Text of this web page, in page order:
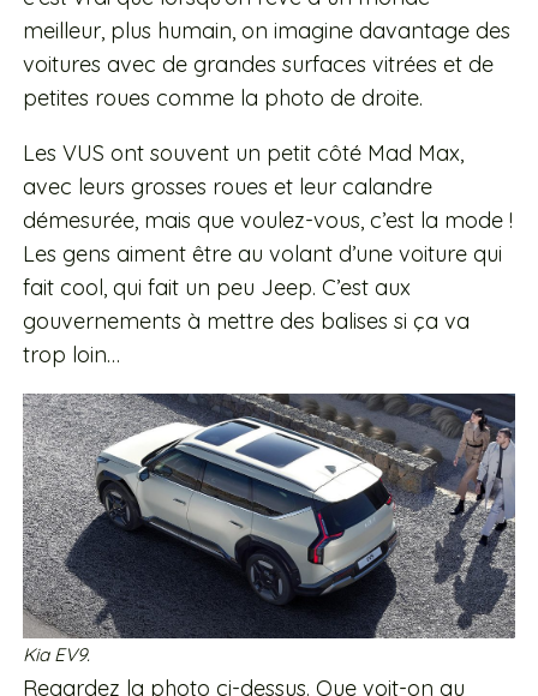
meilleur, plus humain, on imagine davantage des
voitures avec de grandes surfaces vitrées et de
petites roues comme la photo de droite.
Les VUS ont souvent un petit côté Mad Max,
avec leurs grosses roues et leur calandre
démesurée, mais que voulez-vous, c’est la mode !
Les gens aiment être au volant d’une voiture qui
fait cool, qui fait un peu Jeep. C’est aux
gouvernements à mettre des balises si ça va
trop loin…
Kia EV9.
Regardez la photo ci-dessus. Que voit-on au